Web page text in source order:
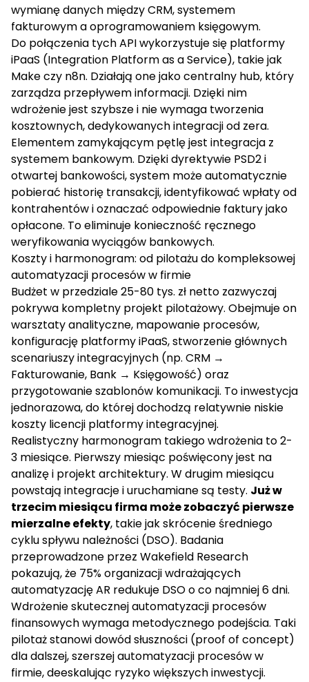
wymianę danych między CRM, systemem
fakturowym a oprogramowaniem księgowym.
Do połączenia tych API wykorzystuje się platformy
iPaaS (Integration Platform as a Service), takie jak
Make czy n8n. Działają one jako centralny hub, który
zarządza przepływem informacji. Dzięki nim
wdrożenie jest szybsze i nie wymaga tworzenia
kosztownych, dedykowanych integracji od zera.
Elementem zamykającym pętlę jest integracja z
systemem bankowym. Dzięki dyrektywie PSD2 i
otwartej bankowości, system może automatycznie
pobierać historię transakcji, identyfikować wpłaty od
kontrahentów i oznaczać odpowiednie faktury jako
opłacone. To eliminuje konieczność ręcznego
weryfikowania wyciągów bankowych.
Koszty i harmonogram: od pilotażu do kompleksowej
automatyzacji procesów w firmie
Budżet w przedziale 25-80 tys. zł netto zazwyczaj
pokrywa kompletny projekt pilotażowy. Obejmuje on
warsztaty analityczne, mapowanie procesów,
konfigurację platformy iPaaS, stworzenie głównych
scenariuszy integracyjnych (np. CRM →
Fakturowanie, Bank → Księgowość) oraz
przygotowanie szablonów komunikacji. To inwestycja
jednorazowa, do której dochodzą relatywnie niskie
koszty licencji platformy integracyjnej.
Realistyczny harmonogram takiego wdrożenia to 2-
3 miesiące. Pierwszy miesiąc poświęcony jest na
analizę i projekt architektury. W drugim miesiącu
powstają integracje i uruchamiane są testy. Już w
trzecim miesiącu firma może zobaczyć pierwsze
mierzalne efekty, takie jak skrócenie średniego
cyklu spływu należności (DSO). Badania
przeprowadzone przez Wakefield Research
pokazują, że 75% organizacji wdrażających
automatyzację AR redukuje DSO o co najmniej 6 dni.
Wdrożenie skutecznejautomatyzacji procesów
finansowychwymaga metodycznego podejścia. Taki
pilotaż stanowi dowód słuszności (proof of concept)
dla dalszej, szerszej automatyzacji procesów w
firmie, deeskalując ryzyko większych inwestycji.